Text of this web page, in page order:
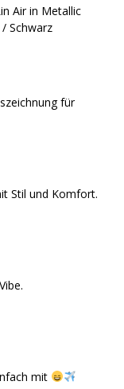
Air in Metallic
Schwarz
für
Stil und Komfort.
mit